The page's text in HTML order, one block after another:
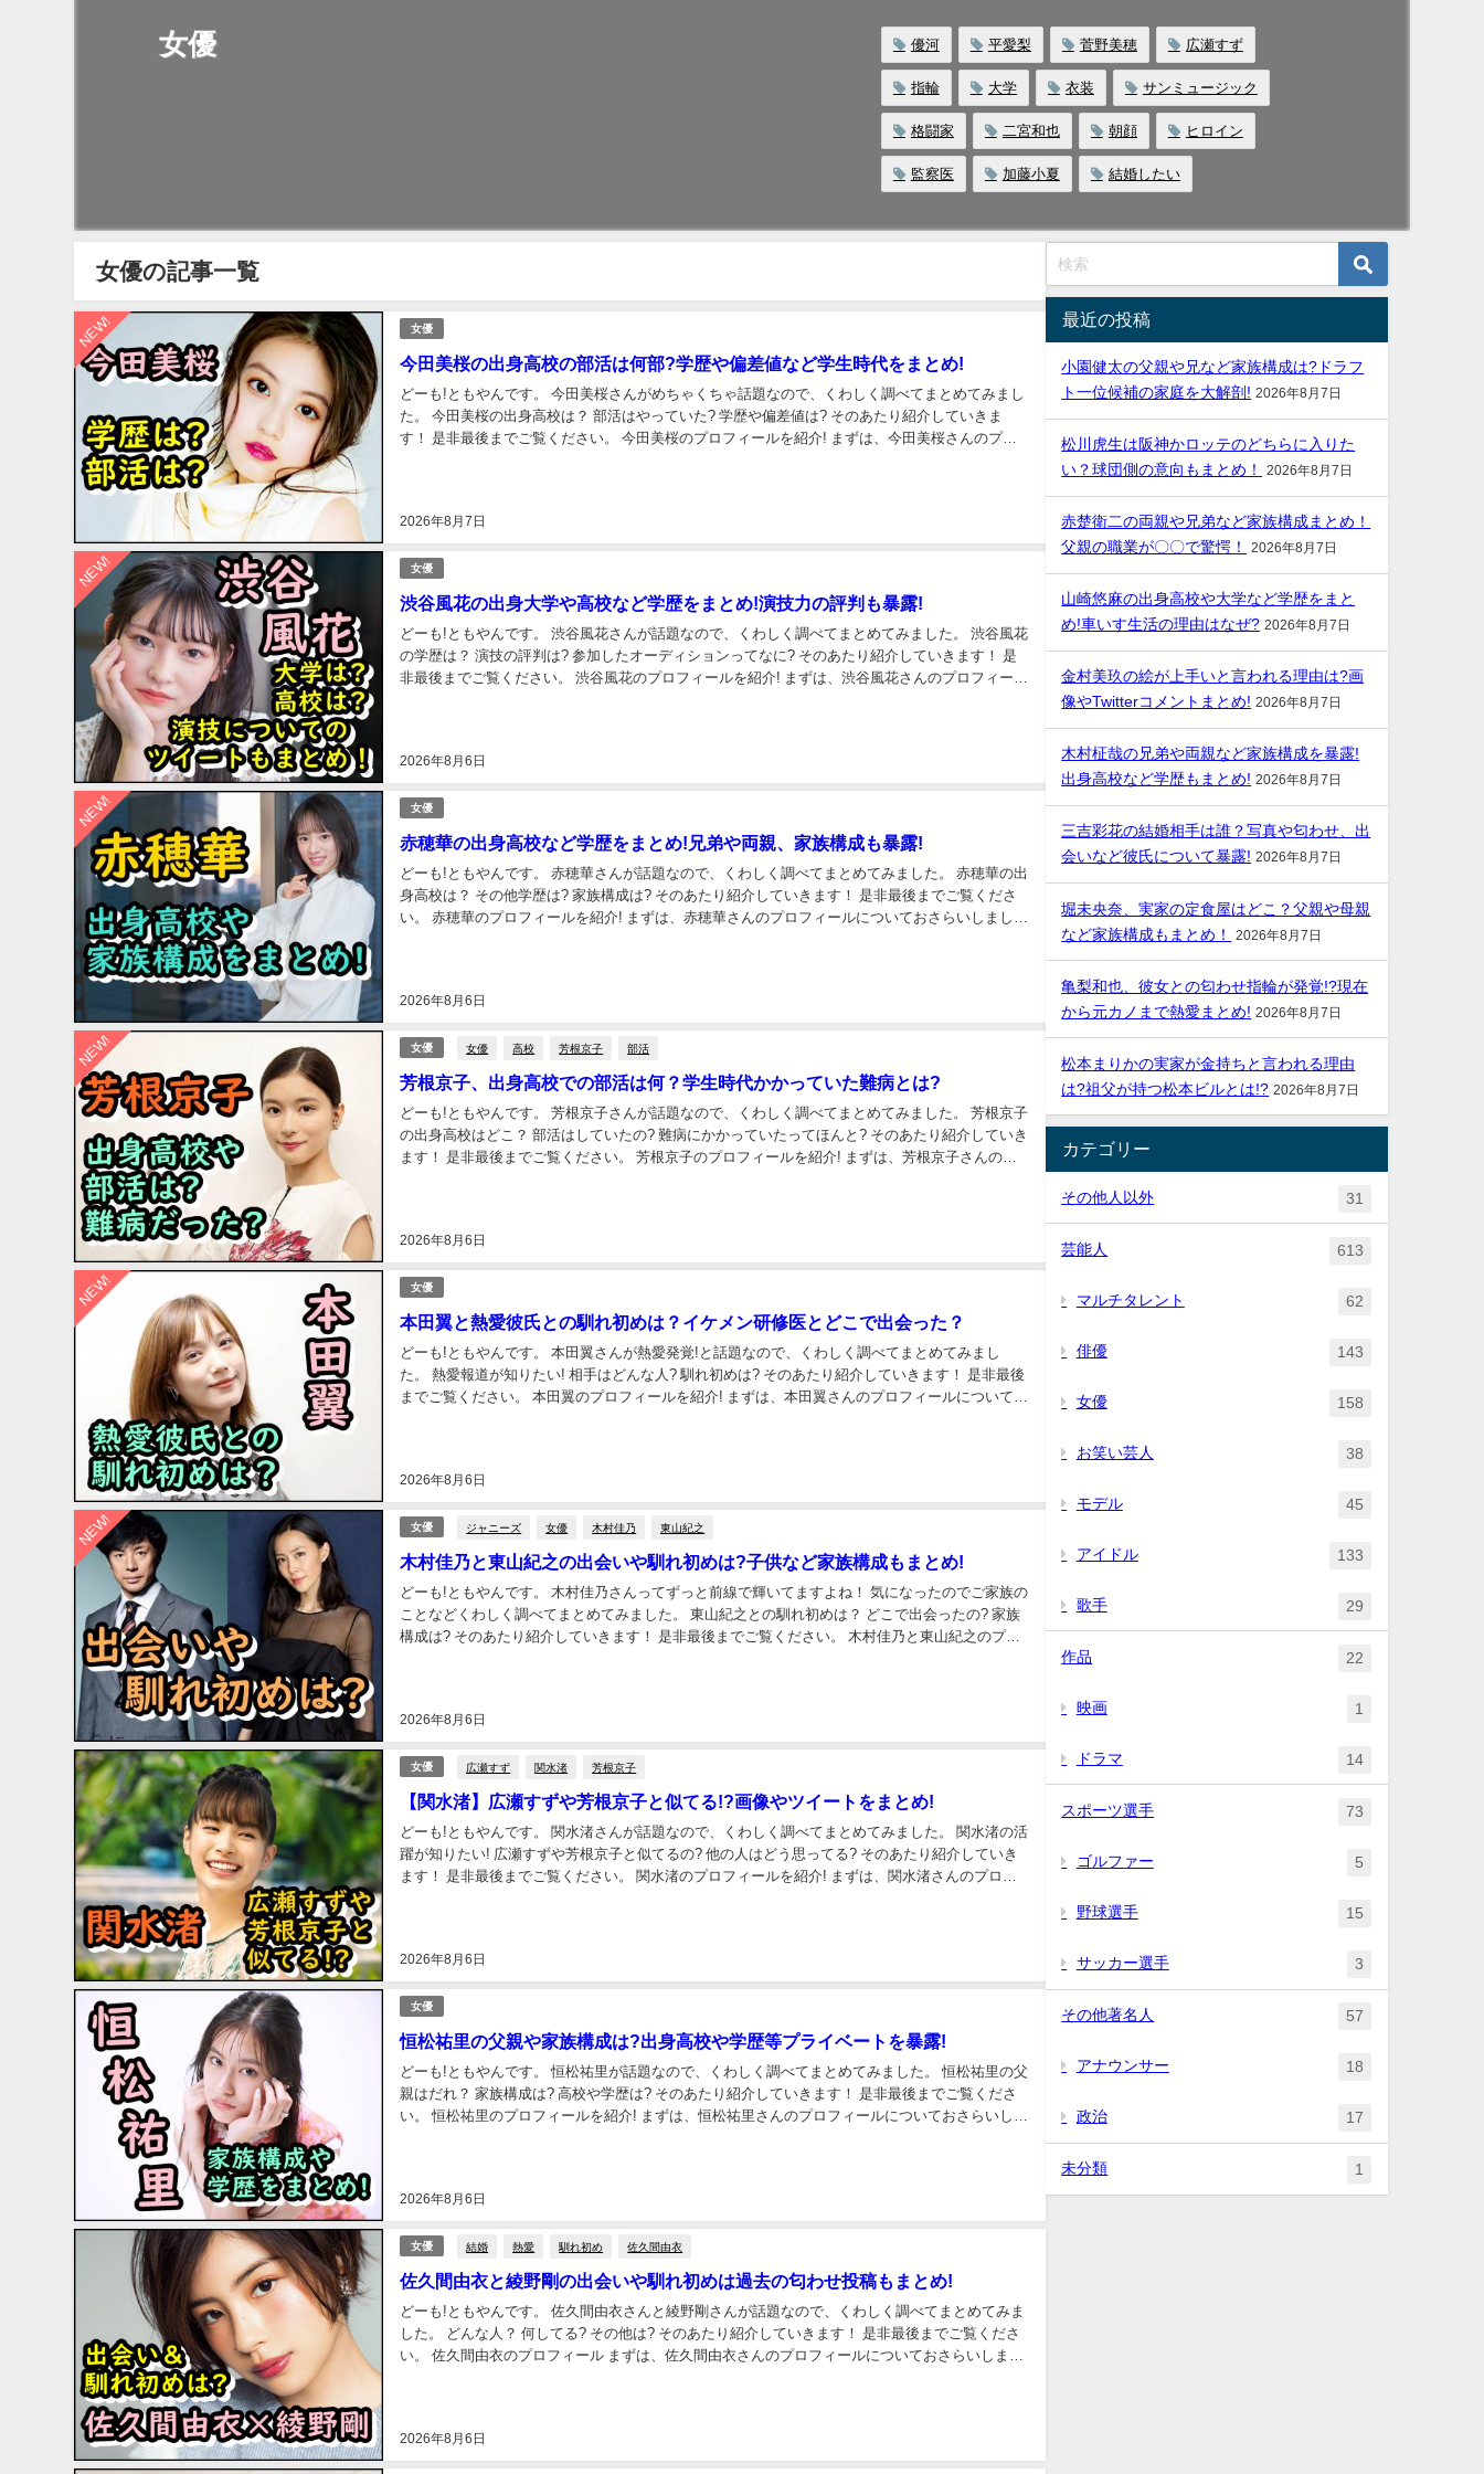
女優 優河 平愛梨 菅野美穂 広瀬すず
指輪 大学 衣装 サンミュージック
格闘家 二宮和也 朝顔 ヒロイン
監察医 加藤小夏 結婚したい
女優の記事一覧
NEW! 女優
今田美桜の出身高校の部活は何部?学歴や偏差値など学生時代をまとめ!
2026年8月7日
どーも!ともやんです。 今田美桜さんがめちゃくちゃ話題なので、くわしく調べてまとめてみまし
た。 今田美桜の出身高校は？ 部活はやっていた? 学歴や偏差値は? そのあたり紹介していきま
す！ 是非最後までご覧ください。 今田美桜のプロフィールを紹介! まずは、今田美桜さんのプロ
NEW! 女優
渋谷風花の出身大学や高校など学歴をまとめ!演技力の評判も暴露!
2026年8月6日
どーも!ともやんです。 渋谷風花さんが話題なので、くわしく調べてまとめてみました。 渋谷風花
の学歴は？ 演技の評判は? 参加したオーディションってなに? そのあたり紹介していきます！ 是
非最後までご覧ください。 渋谷風花のプロフィールを紹介! まずは、渋谷風花さんのプロフィール
NEW! 女優
赤穂華の出身高校など学歴をまとめ!兄弟や両親、家族構成も暴露!
2026年8月6日
どーも!ともやんです。 赤穂華さんが話題なので、くわしく調べてまとめてみました。 赤穂華の出
身高校は？ その他学歴は? 家族構成は? そのあたり紹介していきます！ 是非最後までご覧くださ
い。 赤穂華のプロフィールを紹介! まずは、赤穂華さんのプロフィールについておさらいしましょ
NEW! 女優 女優 高校 芳根京子 部活
芳根京子、出身高校での部活は何？学生時代かかっていた難病とは?
2026年8月6日
どーも!ともやんです。 芳根京子さんが話題なので、くわしく調べてまとめてみました。 芳根京子
の出身高校はどこ？ 部活はしていたの? 難病にかかっていたってほんと? そのあたり紹介していき
ます！ 是非最後までご覧ください。 芳根京子のプロフィールを紹介! まずは、芳根京子さんのプ
NEW! 女優
本田翼と熱愛彼氏との馴れ初めは？イケメン研修医とどこで出会った？
2026年8月6日
どーも!ともやんです。 本田翼さんが熱愛発覚!と話題なので、くわしく調べてまとめてみまし
た。 熱愛報道が知りたい! 相手はどんな人? 馴れ初めは? そのあたり紹介していきます！ 是非最後
までご覧ください。 本田翼のプロフィールを紹介! まずは、本田翼さんのプロフィールについてお
NEW! 女優 ジャニーズ 女優 木村佳乃 東山紀之
木村佳乃と東山紀之の出会いや馴れ初めは?子供など家族構成もまとめ!
2026年8月6日
どーも!ともやんです。 木村佳乃さんってずっと前線で輝いてますよね！ 気になったのでご家族の
ことなどくわしく調べてまとめてみました。 東山紀之との馴れ初めは？ どこで出会ったの? 家族
構成は? そのあたり紹介していきます！ 是非最後までご覧ください。 木村佳乃と東山紀之のプロ
女優 広瀬すず 関水渚 芳根京子
【関水渚】広瀬すずや芳根京子と似てる!?画像やツイートをまとめ!
2026年8月6日
どーも!ともやんです。 関水渚さんが話題なので、くわしく調べてまとめてみました。 関水渚の活
躍が知りたい! 広瀬すずや芳根京子と似てるの? 他の人はどう思ってる? そのあたり紹介していき
ます！ 是非最後までご覧ください。 関水渚のプロフィールを紹介! まずは、関水渚さんのプロフ
女優
恒松祐里の父親や家族構成は?出身高校や学歴等プライベートを暴露!
2026年8月6日
どーも!ともやんです。 恒松祐里が話題なので、くわしく調べてまとめてみました。 恒松祐里の父
親はだれ？ 家族構成は? 高校や学歴は? そのあたり紹介していきます！ 是非最後までご覧くださ
い。 恒松祐里のプロフィールを紹介! まずは、恒松祐里さんのプロフィールについておさらいしま
女優 結婚 熱愛 馴れ初め 佐久間由衣
佐久間由衣と綾野剛の出会いや馴れ初めは過去の匂わせ投稿もまとめ!
2026年8月6日
どーも!ともやんです。 佐久間由衣さんと綾野剛さんが話題なので、くわしく調べてまとめてみま
した。 どんな人？ 何してる? その他は? そのあたり紹介していきます！ 是非最後までご覧くださ
い。 佐久間由衣のプロフィール まずは、佐久間由衣さんのプロフィールについておさらいしまし
最近の投稿
小園健太の父親や兄など家族構成は?ドラフ
ト一位候補の家庭を大解剖! 2026年8月7日
松川虎生は阪神かロッテのどちらに入りた
い？球団側の意向もまとめ！
2026年8月7日
赤楚衛二の両親や兄弟など家族構成まとめ！
父親の職業が〇〇で驚愕！
2026年8月7日
山崎悠麻の出身高校や大学など学歴をまと
め!車いす生活の理由はなぜ? 2026年8月7日
金村美玖の絵が上手いと言われる理由は?画
像やTwitterコメントまとめ! 2026年8月7日
木村柾哉の兄弟や両親など家族構成を暴露!
出身高校など学歴もまとめ! 2026年8月7日
三吉彩花の結婚相手は誰？写真や匂わせ、出
会いなど彼氏について暴露! 2026年8月7日
堀未央奈、実家の定食屋はどこ？父親や母親
など家族構成もまとめ！
2026年8月7日
亀梨和也、彼女との匂わせ指輪が発覚!?現在
から元カノまで熱愛まとめ! 2026年8月7日
松本まりかの実家が金持ちと言われる理由
は?祖父が持つ松本ビルとは!? 2026年8月7日
カテゴリー
その他人以外 31
芸能人 613
マルチタレント 62
俳優 143
女優 158
お笑い芸人 38
モデル 45
アイドル 133
歌手 29
作品 22
映画 1
ドラマ 14
スポーツ選手 73
ゴルファー 5
野球選手 15
サッカー選手 3
その他著名人 57
アナウンサー 18
政治 17
未分類 1